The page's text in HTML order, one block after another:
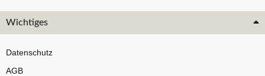
Wichtiges
Datenschutz
AGB